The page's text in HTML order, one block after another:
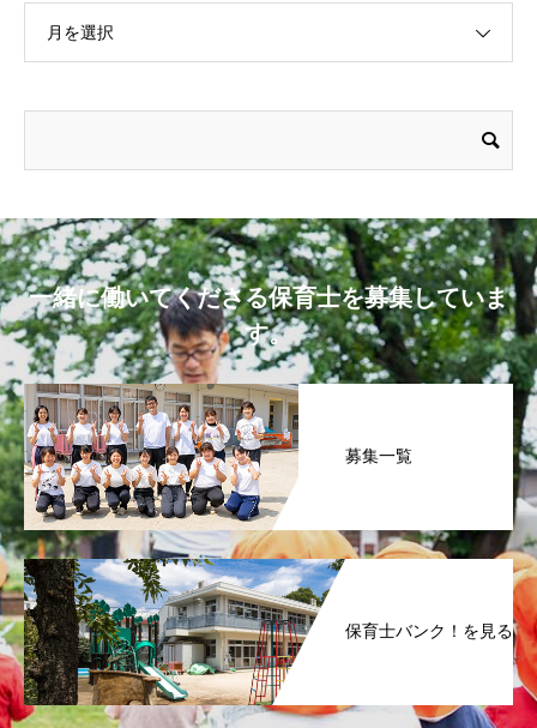
月を選択
一緒に働いてくださる保育士を募集していま
す。
募集一覧
保育士バンク！を見る